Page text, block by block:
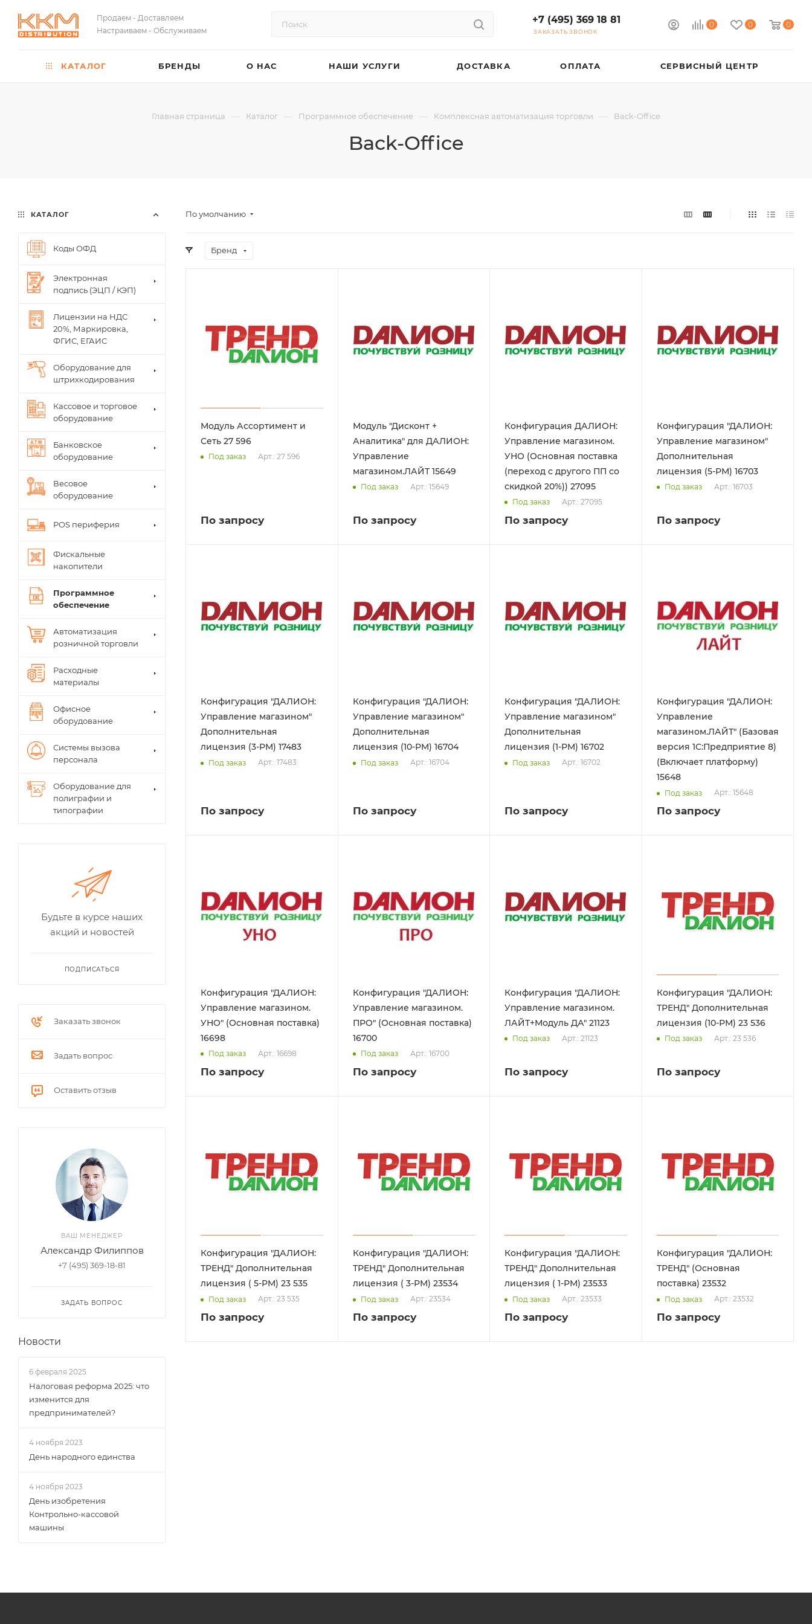
Продаем - Доставляем
Настраиваем - Обслуживаем
0 0 0
+7 (495) 369 18 81
ЗАКАЗАТЬ ЗВОНОК
КАТАЛОГ БРЕНДЫ О НАС НАШИ УСЛУГИ ДОСТАВКА ОПЛАТА СЕРВИСНЫЙ ЦЕНТР
Главная страница — Каталог — Программное обеспечение — Комплексная автоматизация торговли — Back-Office
Back-Office
По умолчанию
Бренд
Модуль Ассортимент и
Сеть 27 596
Под заказ Арт.: 27 596
По запросу
Модуль "Дисконт +
Аналитика" для ДАЛИОН:
Управление
магазином.ЛАЙТ 15649
Под заказ Арт.: 15649
По запросу
Конфигурация ДАЛИОН:
Управление магазином.
УНО (Основная поставка
(переход с другого ПП со
скидкой 20%)) 27095
Под заказ Арт.: 27095
По запросу
Конфигурация "ДАЛИОН:
Управление магазином"
Дополнительная
лицензия (5-РМ) 16703
Под заказ Арт.: 16703
По запросу
Конфигурация "ДАЛИОН:
Управление магазином"
Дополнительная
лицензия (3-РМ) 17483
Под заказ Арт.: 17483
По запросу
Конфигурация "ДАЛИОН:
Управление магазином"
Дополнительная
лицензия (10-РМ) 16704
Под заказ Арт.: 16704
По запросу
Конфигурация "ДАЛИОН:
Управление магазином"
Дополнительная
лицензия (1-РМ) 16702
Под заказ Арт.: 16702
По запросу
Конфигурация "ДАЛИОН:
Управление
магазином.ЛАЙТ" (Базовая
версия 1C:Предприятие 8)
(Включает платформу)
15648
Под заказ Арт.: 15648
По запросу
Конфигурация "ДАЛИОН:
Управление магазином.
УНО" (Основная поставка)
16698
Под заказ Арт.: 16698
По запросу
Конфигурация "ДАЛИОН:
Управление магазином.
ПРО" (Основная поставка)
16700
Под заказ Арт.: 16700
По запросу
Конфигурация "ДАЛИОН:
Управление магазином.
ЛАЙТ+Модуль ДА" 21123
Под заказ Арт.: 21123
По запросу
Конфигурация "ДАЛИОН:
ТРЕНД" Дополнительная
лицензия (10-РМ) 23 536
Под заказ Арт.: 23 536
По запросу
Конфигурация "ДАЛИОН:
ТРЕНД" Дополнительная
лицензия ( 5-РМ) 23 535
Под заказ Арт.: 23 535
По запросу
Конфигурация "ДАЛИОН:
ТРЕНД" Дополнительная
лицензия ( 3-РМ) 23534
Под заказ Арт.: 23534
По запросу
Конфигурация "ДАЛИОН:
ТРЕНД" Дополнительная
лицензия ( 1-РМ) 23533
Под заказ Арт.: 23533
По запросу
Конфигурация "ДАЛИОН:
ТРЕНД" (Основная
поставка) 23532
Под заказ Арт.: 23532
По запросу
КАТАЛОГ
Коды ОФД
Электронная
подпись (ЭЦП / КЭП)
Лицензии на НДС
20%, Маркировка,
ФГИС, ЕГАИС
Оборудование для
штрихкодирования
Кассовое и торговое
оборудование
Банковское
оборудование
Весовое
оборудование
POS периферия
Фискальные
накопители
Программное
обеспечение
Автоматизация
розничной торговли
Расходные
материалы
Офисное
оборудование
Системы вызова
персонала
Оборудование для
полиграфии и
типографии
Будьте в курсе наших
акций и новостей
ПОДПИСАТЬСЯ
Заказать звонок
Задать вопрос
Оставить отзыв
ВАШ МЕНЕДЖЕР
Александр Филиппов
+7 (495) 369-18-81
ЗАДАТЬ ВОПРОС
Новости
6 февраля 2025
Налоговая реформа 2025: что
изменится для
предпринимателей?
4 ноября 2023
День народного единства
4 ноября 2023
День изобретения
Контрольно-кассовой
машины